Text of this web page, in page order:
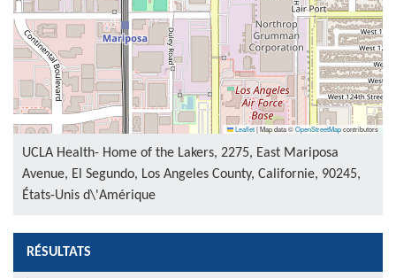
Leaflet|Map data ©OpenStreetMapcontributors
UCLA Health- Home of the Lakers, 2275, East Mariposa
Avenue, El Segundo, Los Angeles County, Californie, 90245,
États-Unis d\'Amérique
RÉSULTATS